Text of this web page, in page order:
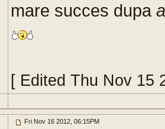
mare succes dupa
[ Edited Thu Nov 15
Fri Nov 16 2012, 06:15PM